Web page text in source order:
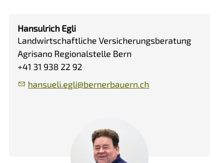
Hansulrich Egli
Landwirtschaftliche Versicherungsberatung
Agrisano Regionalstelle Bern
+41 31 938 22 92
h ns l gl b rn rb rn ch